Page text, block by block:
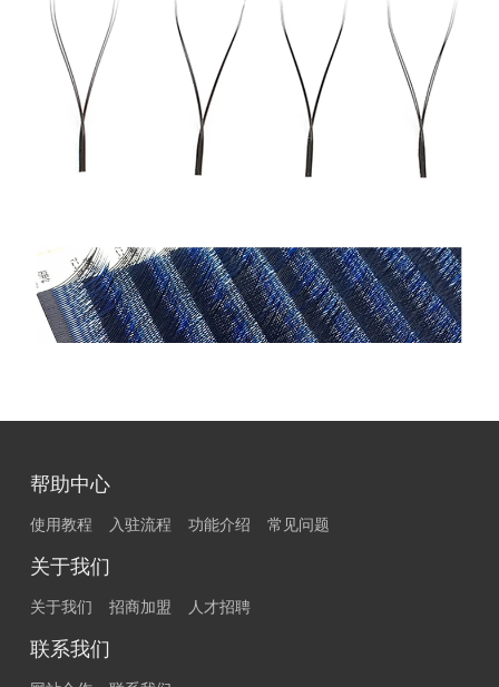
帮助中心
使用教程 入驻流程 功能介绍 常见问题
关于我们
关于我们 招商加盟 人才招聘
联系我们